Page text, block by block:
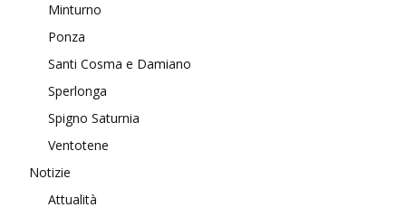
Minturno
Ponza
Santi Cosma e Damiano
Sperlonga
Spigno Saturnia
Ventotene
Notizie
Attualità